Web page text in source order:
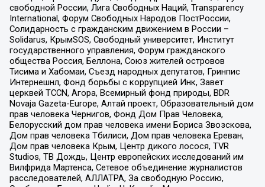
свободной России, Лига Свободных Наций, Transparеncy
International, Форум Свободных Народов ПостРоссии,
Солидарность с гражданским движением в России –
Solidarus, КрымSOS, Свободный университет, Институт
государственного управления, Форум гражданского
общества Россия, Беллона, Союз жителей островов
Тисима и Хабомаи, Съезд народных депутатов, Гринпис
Интернешнл, Фонд борьбы с коррупцией Инк, Завет
церквей TCCN, Агора, Всемирный фонд природы, BDR
Novaja Gazeta-Europe, Алтай проект, Образовательный дом
прав человека Чернигов, Фонд Дом Прав Человека,
Белорусский дом прав человека имени Бориса Звозскова,
Дом прав человека Тбилиси, Дом прав человека Ереван,
Дом прав человека Крым, Центр дикого лосося, TVR
Studios, ТВ Дождь, Центр европейских исследований им
Вилфрида Мартенса, Сетевое объединение журналистов
расследователей, АЛЛАТРА, За свободную Россию,